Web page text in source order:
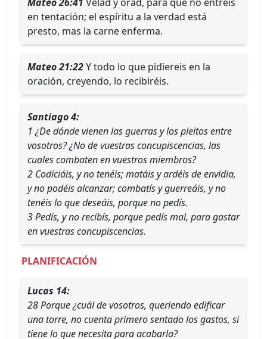
en tentación; el espíritu a la verdad está
presto, mas la carne enferma.
Mateo 21:22Y todo lo que pidiereis en la
oración, creyendo, lo recibiréis.
Santiago 4:
1 ¿De dónde vienen las guerras y los pleitos entre
vosotros? ¿No de vuestras concupiscencias, las
cuales combaten en vuestros miembros?
2 Codiciáis, y no tenéis; matáis y ardéis de envidia,
y no podéis alcanzar; combatís y guerreáis, y no
tenéis lo que deseáis, porque no pedís.
3 Pedís, y no recibís, porque pedís mal, para gastar
en vuestras concupiscencias.
PLANIFICACIÓN
Lucas 14:
28 Porque ¿cuál de vosotros, queriendo edificar
una torre, no cuenta primero sentado los gastos, si
tiene lo que necesita para acabarla?